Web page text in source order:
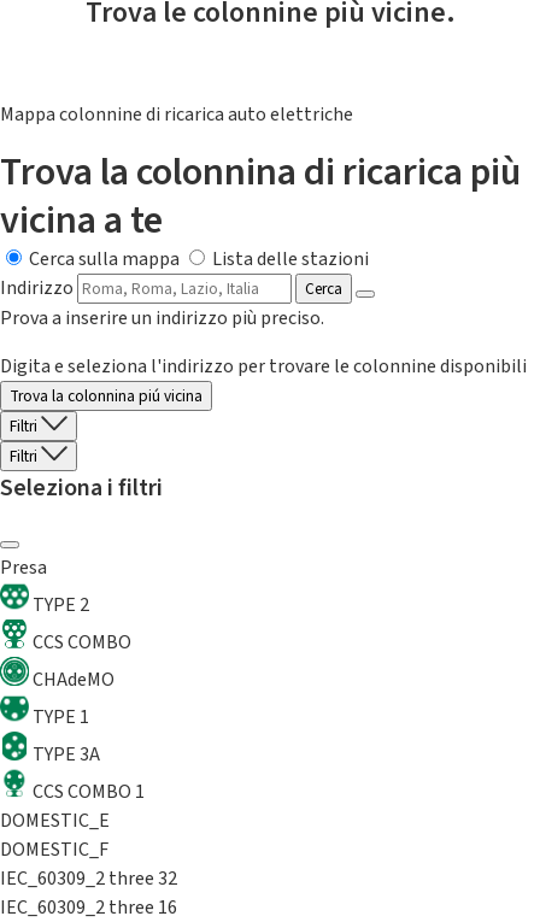
Trova le colonnine più vicine.
Mappa colonnine di ricarica auto elettriche
Trova la colonnina di ricarica più
vicina a te
Cerca sulla mappa
Lista delle stazioni
Indirizzo
Cerca
Prova a inserire un indirizzo più preciso.
Digita e seleziona l'indirizzo per trovare le colonnine disponibili
Trova la colonnina piú vicina
Filtri
Filtri
Seleziona i filtri
Presa
TYPE 2
CCS COMBO
CHAdeMO
TYPE 1
TYPE 3A
CCS COMBO 1
DOMESTIC_E
DOMESTIC_F
IEC_60309_2 three 32
IEC_60309_2 three 16